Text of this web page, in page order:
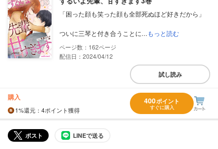
「困った顔も笑った顔も全部死ぬほど好きだから」
ついに三琴と付き合うことに...もっと読む
162
配信日：2024/04/12
試し読み
購入
1%還元 ：4ポイント獲得
400ポイント
すぐに購入
ポスト LINEで送る